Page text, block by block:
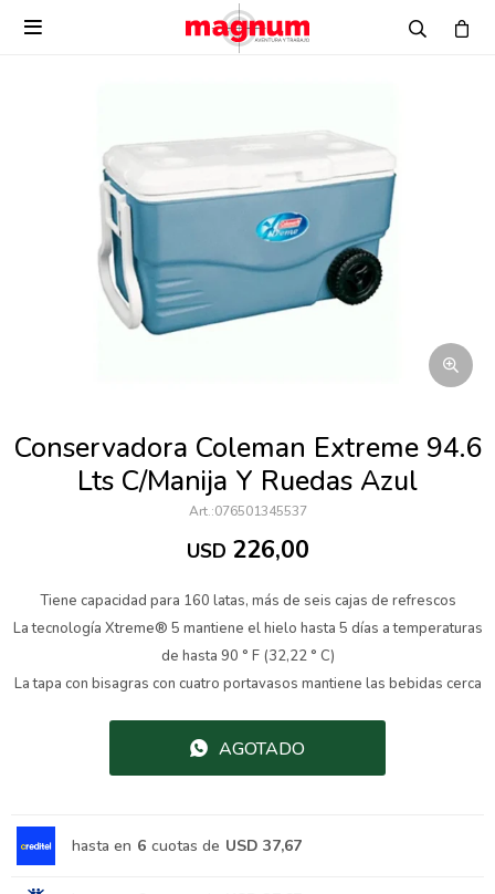

Conservadora Coleman Extreme 94.6
Lts C/Manija Y Ruedas Azul
076501345537
USD 226,00
Tiene capacidad para 160 latas, más de seis cajas de refrescos
La tecnología Xtreme® 5 mantiene el hielo hasta 5 días a temperaturas
de hasta 90 ° F (32,22 ° C)
La tapa con bisagras con cuatro portavasos mantiene las bebidas cerca
AGOTADO
hasta en 6 cuotas de USD 37,67